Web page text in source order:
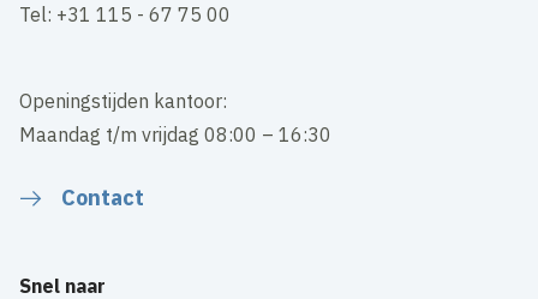
Tel: +31 115 - 67 75 00
Openingstijden kantoor:
Maandag t/m vrijdag 08:00 – 16:30
Contact
Snel naar